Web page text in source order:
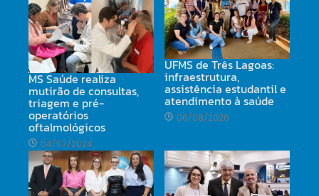
MS Saúde realiza
mutirão de consultas,
triagem e pré-
operatórios
oftalmológicos
04/07/2024
UFMS de Três Lagoas:
infraestrutura,
assistência estudantil e
atendimento à saúde
06/08/2026